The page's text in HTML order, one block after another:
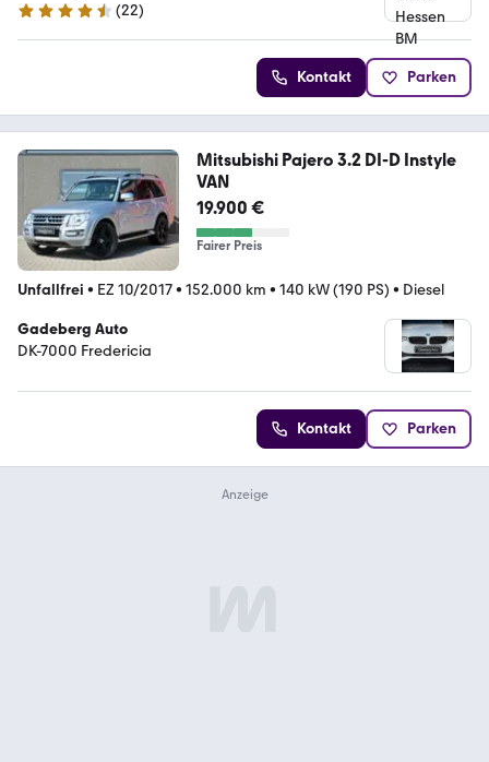
4.7 Sterne
(22)
Kontakt Parken
Mitsubishi Pajero 3.2 DI-D Instyle
VAN
19.900 €
Fairer Preis
Unfallfrei • EZ 10/2017• 152.000 km • 140 kW (190 PS) • Diesel
Gadeberg Auto
DK-7000 Fredericia
Kontakt Parken